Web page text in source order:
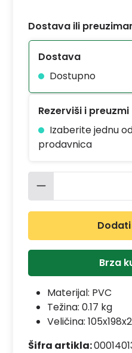
Dostava ili
Dostava
Dostupno
Rezerviši i preuzmi
Izaberite jednu
prodavnica
Količina
Brza
Materijal: PVC
Težina: 0.17 kg
Veličina:
Šifra artikla: